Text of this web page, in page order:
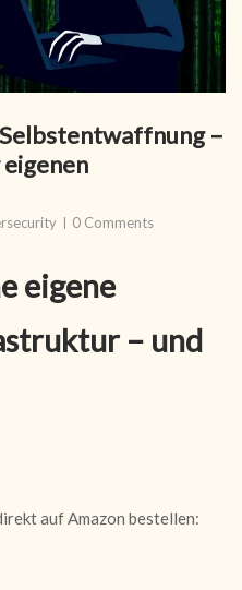
–
0 Comments
eigene
– und
auf Amazon bestellen: